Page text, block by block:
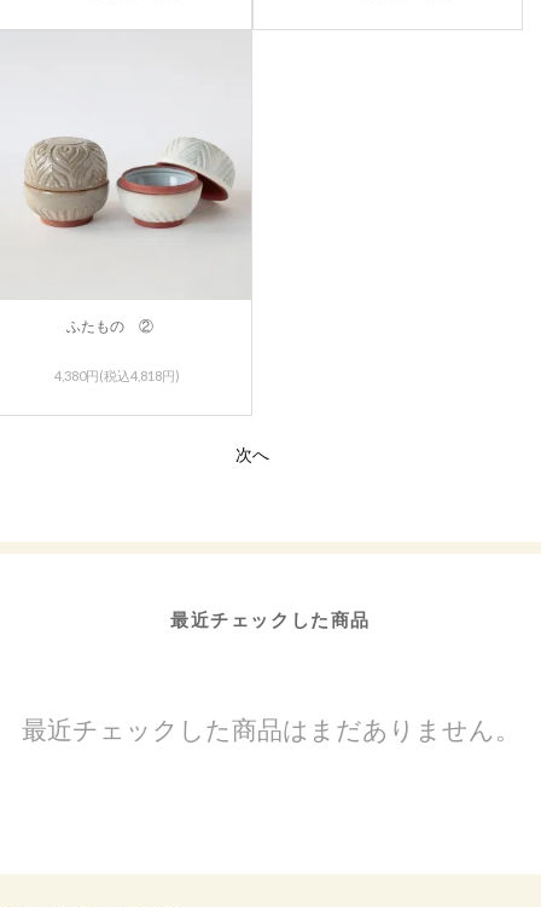
ふたもの ②
4,380円(税込4,818円)
次へ
最近チェックした商品
最近チェックした商品はまだありません。